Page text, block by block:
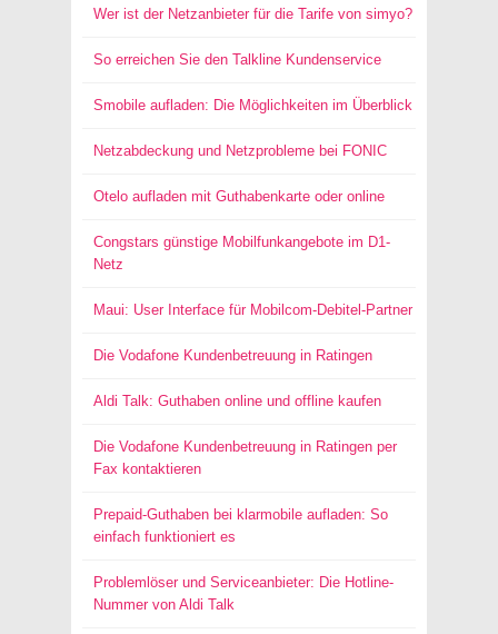
Wer ist der Netzanbieter für die Tarife von simyo?
So erreichen Sie den Talkline Kundenservice
Smobile aufladen: Die Möglichkeiten im Überblick
Netzabdeckung und Netzprobleme bei FONIC
Otelo aufladen mit Guthabenkarte oder online
Congstars günstige Mobilfunkangebote im D1-
Netz
Maui: User Interface für Mobilcom-Debitel-Partner
Die Vodafone Kundenbetreuung in Ratingen
Aldi Talk: Guthaben online und offline kaufen
Die Vodafone Kundenbetreuung in Ratingen per
Fax kontaktieren
Prepaid-Guthaben bei klarmobile aufladen: So
einfach funktioniert es
Problemlöser und Serviceanbieter: Die Hotline-
Nummer von Aldi Talk